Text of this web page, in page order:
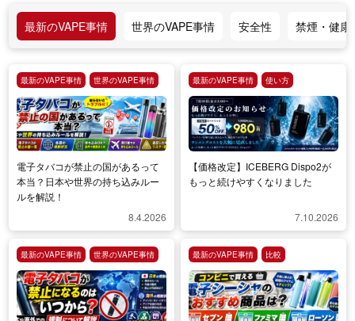
最新のVAPE事情 世界のVAPE事情 安全性 禁煙・健康
最新のVAPE事情 世界のVAPE事情
電子タバコが禁止の国があるって
本当？日本や世界の持ち込みルー
ルを解説！
8.4.2026
最新のVAPE事情 使い方
【価格改定】ICEBERG Dispo2が
もっと続けやすくなりました
7.10.2026
最新のVAPE事情 世界のVAPE事情 最新のVAPE事情 比較